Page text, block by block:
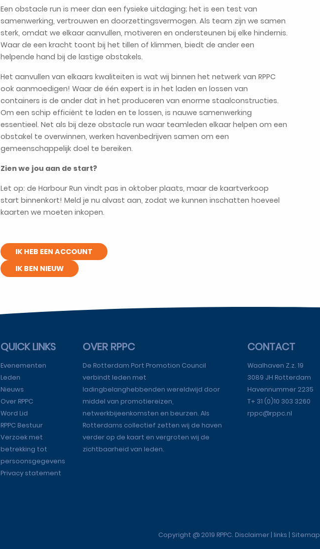
Een obstacle run is meer dan een fysieke uitdaging; het is een test van
samenwerking, vertrouwen en doorzettingsvermogen. Als team zijn we samen
sterk, omdat we elkaar aanvullen, motiveren en ondersteunen bij elke hindernis.
Waar de een kracht toont bij het tillen of klimmen, biedt de ander een
helpende hand bij de lastige obstakels.
Het aanvullen van elkaars kwaliteiten is wat wij binnen het netwerk van RPPC
ook aanmoedigen! Waar de één expert is in het laden en lossen van
containers is de ander dat in het produceren van enorme staalconstructies.
Om een schip efficiënt te laden en te lossen, is nauwe samenwerking
essentieel. Net als bij deze obstacle run waar teamleden elkaar helpen om een
obstakel te overwinnen, werken havenbedrijven samen om een
gemeenschappelijk doel te bereiken.
Zien we jou aan de start?
Let op: de Harbour Run vindt pas in oktober plaats, maar de kaartverkoop
start binnenkort! Meld je nu alvast aan, zodat we kunnen inschatten hoeveel
kaarten we moeten inkopen.
IK HEB EEN ACCOUNT
IK BEN NIEUW
QUICK LINKS
Evenementen
Leden
Nieuws
Over RPPC
Word Lid
RPPC Bestuur
Verzoek met
betrekking tot
persoonsgegevens
Privacy statement
OVER RPPC
De Rotterdam Port Promotion Council
verbindt leden met
ladingbelanghebbenden wereldwijd door
middel van promotiereizen,
netwerkbijeenkomsten en beurzen. Als
Rotterdams collectief zetten wij de haven
verder op de kaart en vergroten wij de
zichtbaarheid van leden.
CONTACT
Waalhaven Z.z. 19
3089 JH Rotterdam
Havennummer 2235
T+ 31 (0)10 303 3260
rppc@rppc.nl
Copyright @ 2019 RPPC. Disclaimer | links | Sitemap